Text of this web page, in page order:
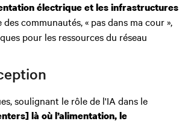
électrique et les infrastructures
communautés, « pas dans ma cour »,
pour les ressources du réseau
soulignant le rôle de l'IA dans le
là où l’alimentation, le